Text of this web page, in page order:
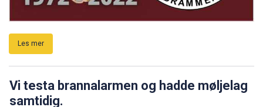
Les mer
Vi testa brannalarmen og hadde møljelag
samtidig.